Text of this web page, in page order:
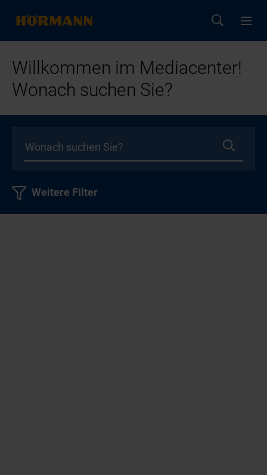
Willkommen im Mediacenter!
Wonach suchen Sie?
Weitere Filter